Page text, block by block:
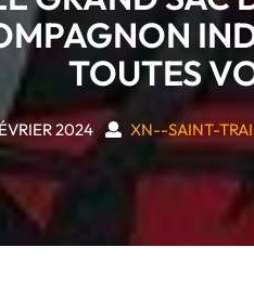
TOUTES
2024 XN--SAINT-